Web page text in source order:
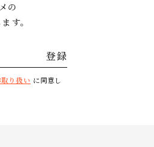
の
す。
登録
り扱い に同意し